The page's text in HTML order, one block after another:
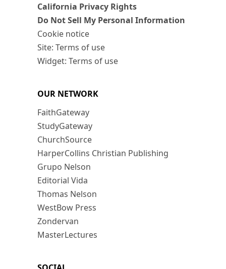
California Privacy Rights
Do Not Sell My Personal Information
Cookie notice
Site: Terms of use
Widget: Terms of use
OUR NETWORK
FaithGateway
StudyGateway
ChurchSource
HarperCollins Christian Publishing
Grupo Nelson
Editorial Vida
Thomas Nelson
WestBow Press
Zondervan
MasterLectures